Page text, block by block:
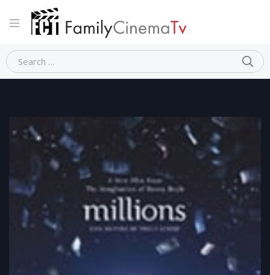
Home Commedia